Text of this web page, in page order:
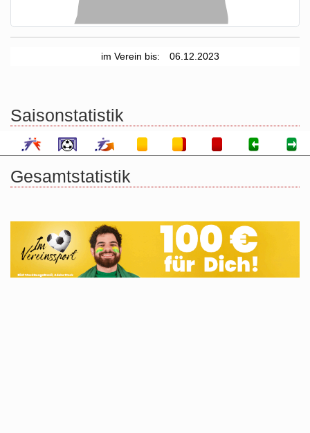
im Verein bis: 06.12.2023
Saisonstatistik
Gesamtstatistik